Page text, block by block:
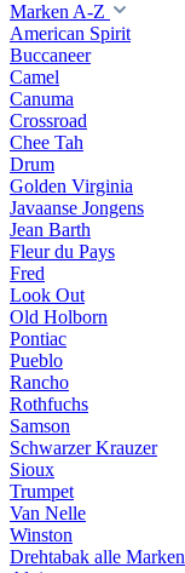
Marken A-Z
American Spirit
Buccaneer
Camel
Canuma
Crossroad
Сhee Tah
Drum
Golden Virginia
Javaanse Jongens
Jean Barth
Fleur du Pays
Fred
Look Out
Old Holborn
Pontiac
Pueblo
Rancho
Rothfuchs
Samson
Schwarzer Krauzer
Sioux
Trumpet
Van Nelle
Winston
Drehtabak alle Marken